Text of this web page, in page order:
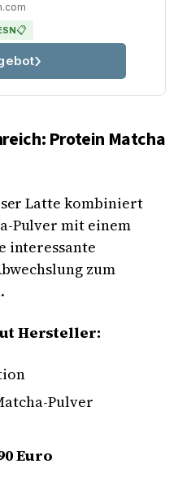
📋
Protein Matcha
Latte kombiniert
Pulver mit einem
interessante
zum
Hersteller:
Pulver
Euro